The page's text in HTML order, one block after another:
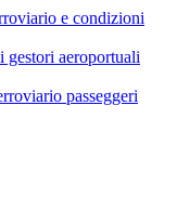
e condizioni
gestori aeroportuali
passeggeri